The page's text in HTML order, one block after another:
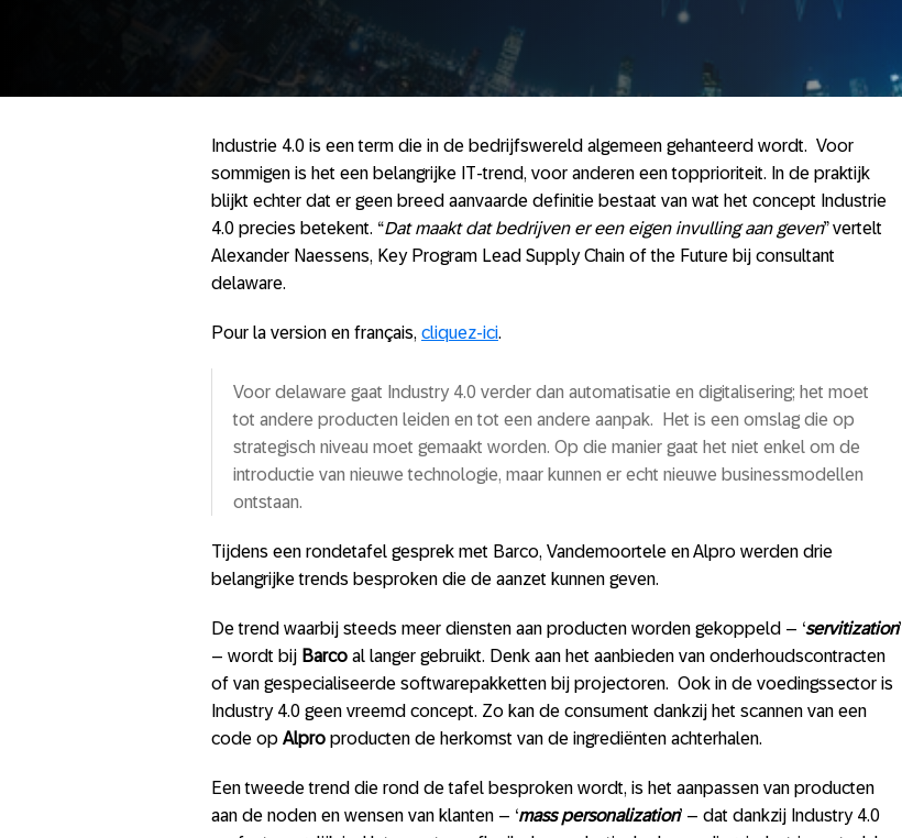
Industrie 4.0 is een term die in de bedrijfswereld algemeen gehanteerd wordt. Voor
sommigen is het een belangrijke IT-trend, voor anderen een topprioriteit. In de praktijk
blijkt echter dat er geen breed aanvaarde definitie bestaat van wat het concept Industrie
4.0 precies betekent. “Dat maakt dat bedrijven er een eigen invulling aan geven” vertelt
Alexander Naessens, Key Program Lead Supply Chain of the Future bij consultant
delaware.
Pour la version en français, cliquez-ici.
Voor delaware gaat Industry 4.0 verder dan automatisatie en digitalisering; het moet
tot andere producten leiden en tot een andere aanpak. Het is een omslag die op
strategisch niveau moet gemaakt worden. Op die manier gaat het niet enkel om de
introductie van nieuwe technologie, maar kunnen er echt nieuwe businessmodellen
ontstaan.
Tijdens een rondetafel gesprek met Barco, Vandemoortele en Alpro werden drie
belangrijke trends besproken die de aanzet kunnen geven.
De trend waarbij steeds meer diensten aan producten worden gekoppeld – ‘servitization’
– wordt bij Barco al langer gebruikt. Denk aan het aanbieden van onderhoudscontracten
of van gespecialiseerde softwarepakketten bij projectoren. Ook in de voedingssector is
Industry 4.0 geen vreemd concept. Zo kan de consument dankzij het scannen van een
code op Alpro producten de herkomst van de ingrediënten achterhalen.
Een tweede trend die rond de tafel besproken wordt, is het aanpassen van producten
aan de noden en wensen van klanten – ‘mass personalization’ – dat dankzij Industry 4.0